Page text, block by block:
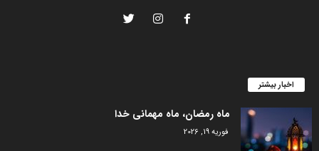
اخبار بیشتر
ماه رمضان، ماه مهمانی خدا
فوریه 19, 2026